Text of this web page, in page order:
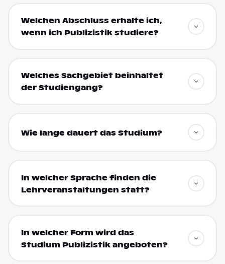
Welchen Abschluss erhalte ich,
wenn ich Publizistik studiere?
Welches Sachgebiet beinhaltet
der Studiengang?
Wie lange dauert das Studium?
In welcher Sprache finden die
Lehrveranstaltungen statt?
In welcher Form wird das
Studium Publizistik angeboten?